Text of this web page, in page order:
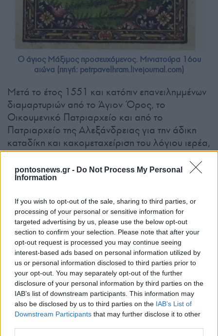
pontosnews.gr - Do Not Process My Personal
Information
If you wish to opt-out of the sale, sharing to third parties, or
processing of your personal or sensitive information for
targeted advertising by us, please use the below opt-out
section to confirm your selection. Please note that after your
opt-out request is processed you may continue seeing
interest-based ads based on personal information utilized by
us or personal information disclosed to third parties prior to
your opt-out. You may separately opt-out of the further
disclosure of your personal information by third parties on the
IAB’s list of downstream participants. This information may
also be disclosed by us to third parties on the IAB’s List of
Downstream Participants that may further disclose it to other
Ο άγιος Μάξιμος προσευχόμενος. Μινιατούρα 16ου
αιώνα (πηγή: petrpavelhram.livejournal.com)
Μετά το έτος 1551 και κατόπιν επανειλημμένων
διαμαρτυριών από το Άγιον Όρος, το
Οικουμενικό Πατριαρχείο και από το
Πατριαρχείο της Αλεξάνδρειας για την άδικη
καταδίκη και κακομεταχείριση του λόγιου ιερέα,
ο Μάξιμος ο Γραικός αφέθηκε ελεύθερος και
μεταφέρθηκε στη Μονή Τρόιτσε-Σέργκιεφ,
μακριά από το επικίνδυνο για τον ίδιο κοσμικό
Εκεί αφιερώθηκε εκ νέου στη μετάφραση και στη
συγγραφή ενώ εκεί άφησε την τελευταία του
πνοή στις 21 Ιανουαρίου του 1556, την ημέρα
που τιμάται ο πνευματικός του προστάτης, ο
Μάξιμος ο Ομολογητής.